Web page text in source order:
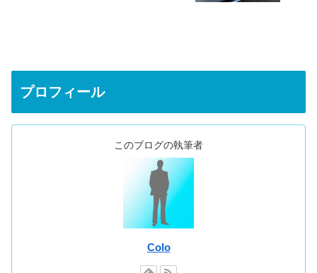
プロフィール
このブログの執筆者
Colo